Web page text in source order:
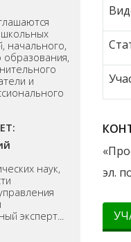
начального,
и
наук,
эксперт...
эл.